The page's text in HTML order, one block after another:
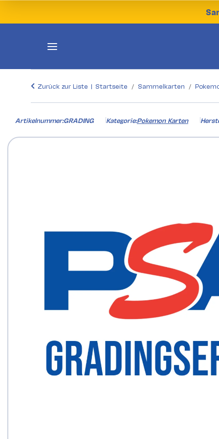
Zurück zur Liste Startseite Sammelkarten
Artikelnummer:GRADING Kategorie:Pokemon Karten